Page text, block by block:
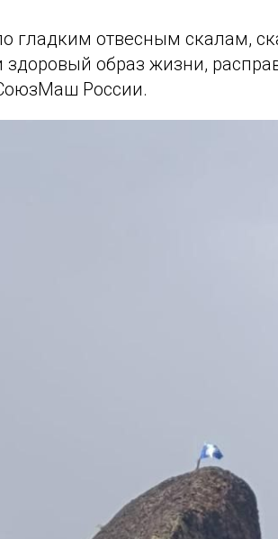
гладким отвесным скалам,
образ жизни,
России.